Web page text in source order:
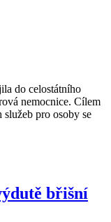
do celostátního
nemocnice. Cílem
pro osoby se
břišní